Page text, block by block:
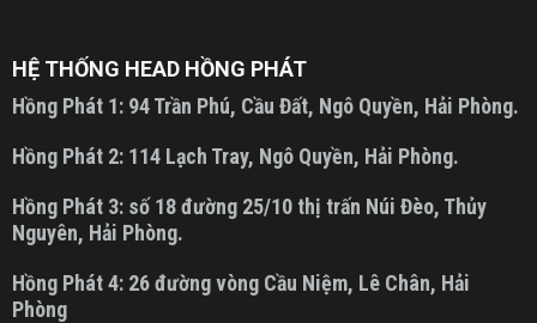
HỆ THỐNG HEAD HỒNG PHÁT
Hồng Phát 1: 94 Trần Phú, Cầu Đất, Ngô Quyền, Hải Phòng.
Hồng Phát 2: 114 Lạch Tray, Ngô Quyền, Hải Phòng.
Hồng Phát 3: số 18 đường 25/10 thị trấn Núi Đèo, Thủy
Nguyên, Hải Phòng.
Hồng Phát 4: 26 đường vòng Cầu Niệm, Lê Chân, Hải
Phòng